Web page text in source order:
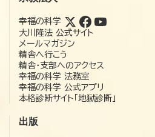
幸福の科学
大川隆法 公式サイト
メールマガジン
精舎へ行こう
精舎・支部へのアクセス
幸福の科学 法務室
幸福の科学 公式アプリ
本格診断サイト「地獄診断」
出版